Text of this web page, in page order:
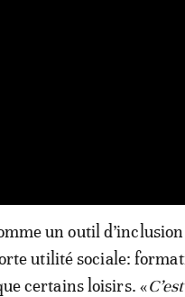
un outil
utilité sociale:
certains loisirs. «